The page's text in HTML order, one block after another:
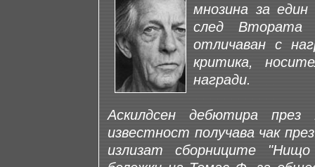
мнозина за
след
отличаван с
критика,
награди.
Аскилдсен дебютира
известност получава чак
излизат сборниците